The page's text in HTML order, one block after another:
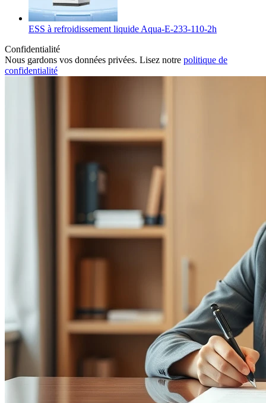
ESS à refroidissement liquide Aqua-E-233-110-2h
Confidentialité
Nous gardons vos données privées. Lisez notre politique de
confidentialité